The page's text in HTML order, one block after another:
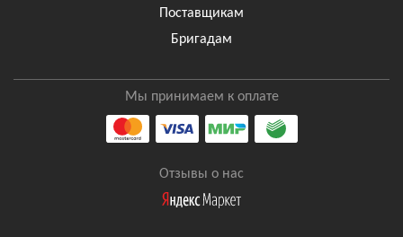
Поставщикам
Бригадам
Мы принимаем к оплате
Отзывы о нас